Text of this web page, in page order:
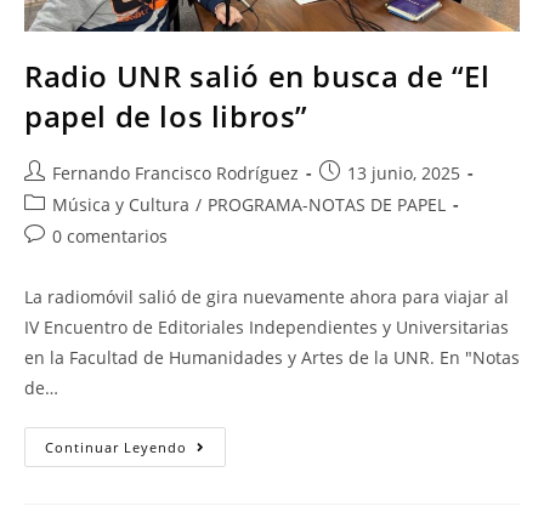
Radio UNR salió en busca de “El
papel de los libros”
Fernando Francisco Rodríguez
13 junio, 2025
Música y Cultura / PROGRAMA-NOTAS DE PAPEL
0 comentarios
La radiomóvil salió de gira nuevamente ahora para viajar al
IV Encuentro de Editoriales Independientes y Universitarias
en la Facultad de Humanidades y Artes de la UNR. En "Notas
de…
Continuar Leyendo